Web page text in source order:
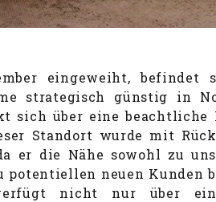
eingeweiht, befindet
strategisch günstig in
sich über eine beachtliche
Standort wurde mit
er die Nähe sowohl zu
potentiellen neuen Kunden
nicht nur über